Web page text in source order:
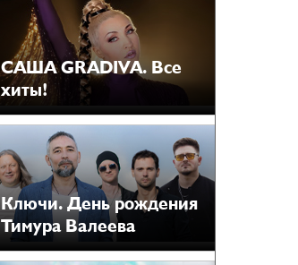
САША GRADIVA. Все
хиты!
Ключи. День рождения
Тимура Валеева